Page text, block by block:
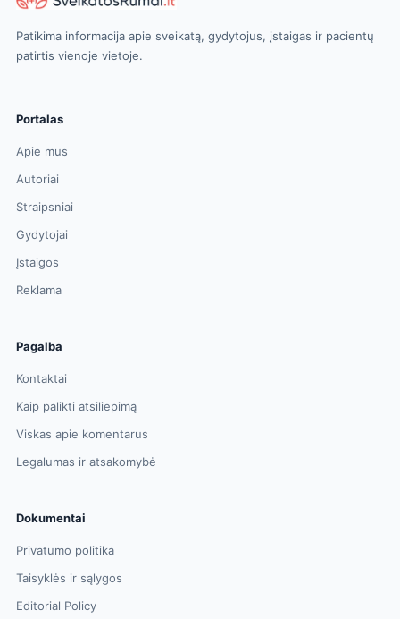
Patikima informacija apie sveikatą, gydytojus, įstaigas ir pacientų
patirtis vienoje vietoje.
Portalas
Apie mus
Autoriai
Straipsniai
Gydytojai
Įstaigos
Reklama
Pagalba
Kontaktai
Kaip palikti atsiliepimą
Viskas apie komentarus
Legalumas ir atsakomybė
Dokumentai
Privatumo politika
Taisyklės ir sąlygos
Editorial Policy